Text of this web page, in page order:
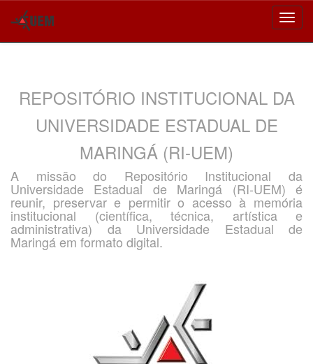
REPOSITÓRIO INSTITUCIONAL DA
UNIVERSIDADE ESTADUAL DE
MARINGÁ (RI-UEM)
A missão do Repositório Institucional da
Universidade Estadual de Maringá (RI-UEM) é
reunir, preservar e permitir o acesso à memória
institucional (científica, técnica, artística e
administrativa) da Universidade Estadual de
Maringá em formato digital.